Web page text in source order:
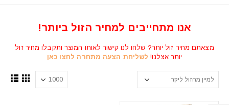
אנו מתחייבים למחיר הזול ביותר!
מצאתם מחיר זול יותר? שלחו לנו קישור לאותו המוצר ותקבלו מחיר זול
יותר אצלנו! לשליחת הצעה מתחרה לחצו כאן